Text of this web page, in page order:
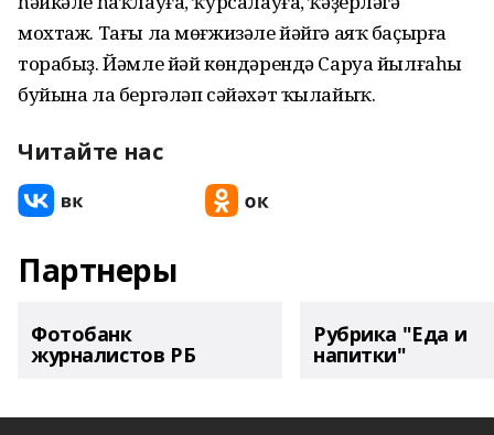
мохтаж. Тағы ла мөғжизәле йәйгә аяҡ баҫырға
торабыҙ. Йәмле йәй көндәрендә Саруа йылғаһы
буйына ла бергәләп сәйәхәт ҡылайыҡ.
Читайте нас
Партнеры
Фотобанк
журналистов РБ
Рубрика "Еда и
напитки"